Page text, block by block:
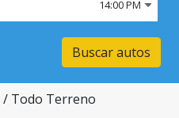
14:00 PM
Buscar autos
/ Todo Terreno